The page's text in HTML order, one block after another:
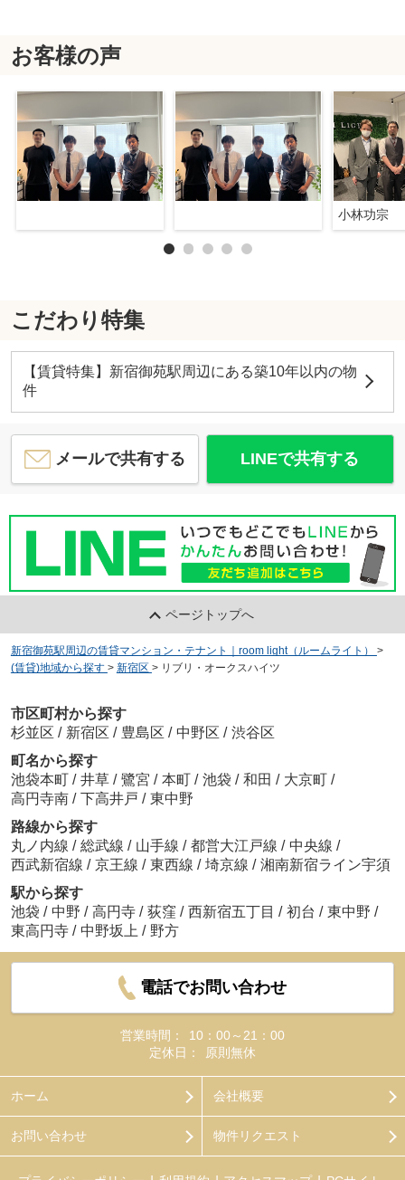
お客様の声
小林功宗
こだわり特集
【賃貸特集】新宿御苑駅周辺にある築10年以内の物
件
メールで共有する LINEで共有する
ページトップへ
新宿御苑駅周辺の賃貸マンション・テナント｜room light（ルームライト）
>
(賃貸)地域から探す > 新宿区 > リブリ・オークスハイツ
市区町村から探す
杉並区 / 新宿区 / 豊島区 / 中野区 / 渋谷区
町名から探す
池袋本町 / 井草 / 鷺宮 / 本町 / 池袋 / 和田 / 大京町 /
高円寺南 / 下高井戸 / 東中野
路線から探す
丸ノ内線 / 総武線 / 山手線 / 都営大江戸線 / 中央線 /
西武新宿線 / 京王線 / 東西線 / 埼京線 / 湘南新宿ライン宇須
駅から探す
池袋 / 中野 / 高円寺 / 荻窪 / 西新宿五丁目 / 初台 / 東中野 /
東高円寺 / 中野坂上 / 野方
電話でお問い合わせ
営業時間：
10：00～21：00
定休日：
原則無休
ホーム 会社概要
お問い合わせ 物件リクエスト